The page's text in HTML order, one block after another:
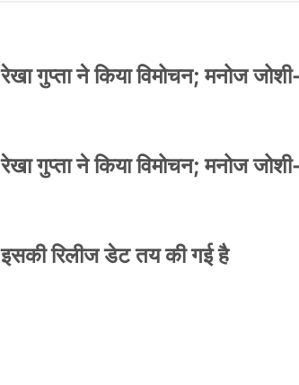
रेखा गुप्ता ने किया विमोचन; मनोज
रेखा गुप्ता ने किया विमोचन; मनोज
रिलीज डेट तय की गई है